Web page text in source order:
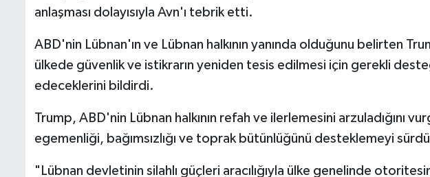
anlaşması dolayısıyla Avn'ı tebrik etti.
ABD'nin Lübnan'ın ve Lübnan halkının yanında olduğunu belirten
ülkede güvenlik ve istikrarın yeniden tesis edilmesi için gerekli
edeceklerini bildirdi.
Trump, ABD'nin Lübnan halkının refah ve ilerlemesini arzuladığını
egemenliği, bağımsızlığı ve toprak bütünlüğünü desteklemeyi
"Lübnan devletinin silahlı güçleri aracılığıyla ülke genelinde